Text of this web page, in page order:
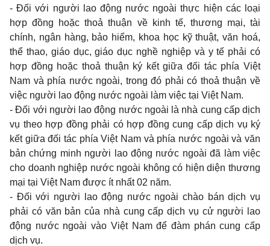
-Đối với người lao động nước ngoài thực hiện các loại
hợp đồng hoặc thoả thuận về kinh tế, thương mại, tài
chính, ngân hàng, bảo hiểm, khoa học kỹ thuật, văn hoá,
thể thao, giáo dục, giáo dục nghề nghiệp và ytế phải có
hợp đồng hoặc thoả thuận ký kết giữa đối tác phía Việt
Nam và phía nước ngoài, trongđó phải có thoả thuận về
việc người lao động nước ngoài làm việc tại Việt Nam.
-Đối với người laođộng nước ngoài là nhà cung cấp dịch
vụ theo hợp đồng phải có hợp đồng cung cấp dịch vụ ký
kết giữa đối tác phía Việt Nam và phía nước ngoài và văn
bản chứng minh người laođộng nước ngoài đã làm việc
cho doanh nghiệp nước ngoài không có hiện diện thương
mại tại Việt Nam được ít nhất02 năm.
- Đối với người laođộng nước ngoài chào bán dịch vụ
phải có văn bản của nhà cungcấp dịch vụ cử người
lao
động nước ngoài vào Việt Namđể đàm pháncungcấp
dịch vụ.